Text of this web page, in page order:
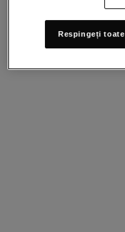
Respingeți toate